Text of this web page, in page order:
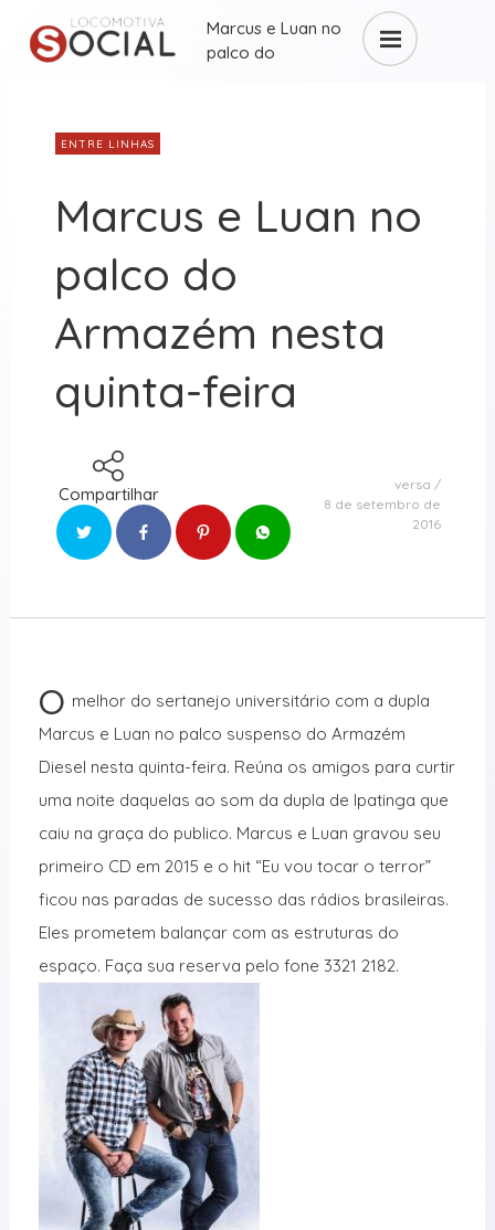
Marcus e Luan no
palco do
ENTRE LINHAS
Marcus e Luan no
palco do
Armazém nesta
quinta-feira
Compartilhar
versa
8 de setembro de
2016
O melhor do sertanejo universitário com a dupla
Marcus e Luan no palco suspenso do Armazém
Diesel nesta quinta-feira. Reúna os amigos para curtir
uma noite daquelas ao som da dupla de Ipatinga que
caiu na graça do publico. Marcus e Luan gravou seu
primeiro CD em 2015 e o hit “Eu vou tocar o terror”
ficou nas paradas de sucesso das rádios brasileiras.
Eles prometem balançar com as estruturas do
espaço. Faça sua reserva pelo fone 3321 2182.